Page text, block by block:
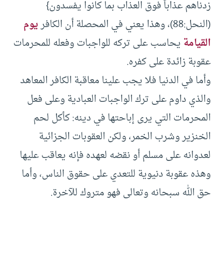
زدناهم عذاباً فوق العذاب بما كانوا يفسدون}
(النحل:88)، وهذا يعني في المحصلة أن الكافر
يوم
القيامةيحاسب على تركه للواجبات وفعله للمحرمات
عقوبة زائدة على كفره.
وأما في الدنيا فلا يجب علينا معاقبة الكافر المعاهد
والذي داوم على ترك الواجبات العبادية وعلى فعل
المحرمات التي يرى إباحتها في دينه: كأكل لحم
الخنزير وشرب الخمر، ولكن العقوبات الجزائية
لعدوانه على مسلم أو نقضه لعهده فإنه يعاقب عليها
وهذه عقوبة دنيوية للتعدي على حقوق الناس، وأما
حق الله سبحانه وتعالى فهو متروك للآخرة.